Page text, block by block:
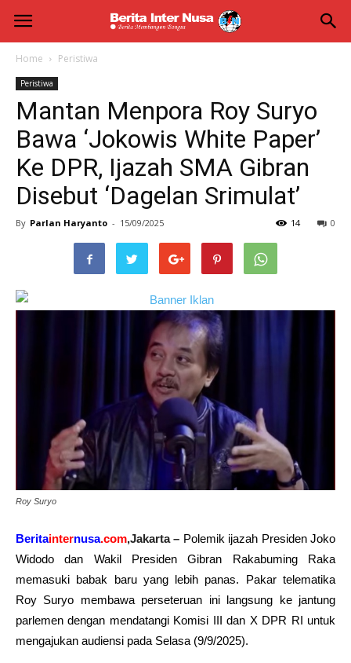
Berita
Inter
Nusa
Home Peristiwa
Peristiwa
Mantan Menpora Roy Suryo
Bawa ‘Jokowis White Paper’
Ke DPR, Ijazah SMA Gibran
Disebut ‘Dagelan Srimulat’
By Parlan Haryanto - 15/09/2025 0
14
Roy Suryo
Beritainternusa.com,Jakarta – Polemik ijazah Presiden Joko
Widodo dan Wakil PresidenGibran Rakabuming Raka
memasuki babak baru yang lebih panas. Pakar telematika
Roy Suryo membawa perseteruan ini langsung ke jantung
parlemen dengan mendatangi Komisi III dan X DPR RI untuk
mengajukan audiensi pada Selasa (9/9/2025).